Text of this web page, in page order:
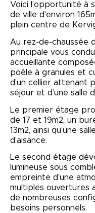
Voici l’opportunité à
de ville d'environ
plein centre de
Au rez-de-chaussée
principale vous
accueillante
poêle à granules et
d’un cellier attenant
séjour et d’une salle
Le premier étage
de 17 et 19m2, un
13m2, ainsi qu’une
d’aisance.
Le second étage
lumineuse sous
empreinte d’une
multiples ouvertures
de nombreuses
besoins personnels.